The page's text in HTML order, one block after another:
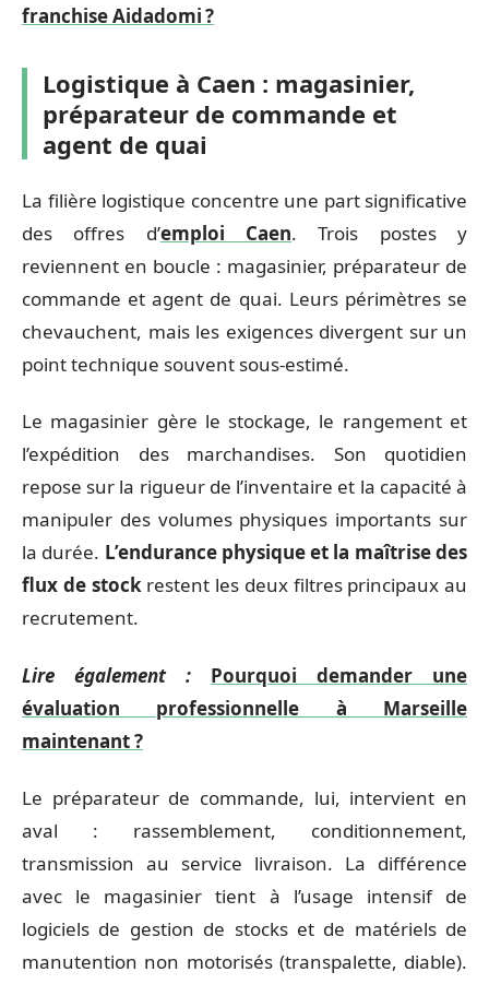
franchise Aidadomi ?
Logistique à Caen : magasinier,
préparateur de commande et
agent de quai
La filière logistique concentre une part significative
des offres d’emploi Caen. Trois postes y
reviennent en boucle : magasinier, préparateur de
commande et agent de quai. Leurs périmètres se
chevauchent, mais les exigences divergent sur un
point technique souvent sous-estimé.
Le magasinier gère le stockage, le rangement et
l’expédition des marchandises. Son quotidien
repose sur la rigueur de l’inventaire et la capacité à
manipuler des volumes physiques importants sur
la durée. L’endurance physique et la maîtrise des
flux de stockrestent les deux filtres principaux au
recrutement.
Lire également :
Pourquoi demander une
évaluation professionnelle à Marseille
maintenant ?
Le préparateur de commande, lui, intervient en
aval : rassemblement, conditionnement,
transmission au service livraison. La différence
avec le magasinier tient à l’usage intensif de
logiciels de gestion de stocks et de matériels de
manutention non motorisés (transpalette, diable).